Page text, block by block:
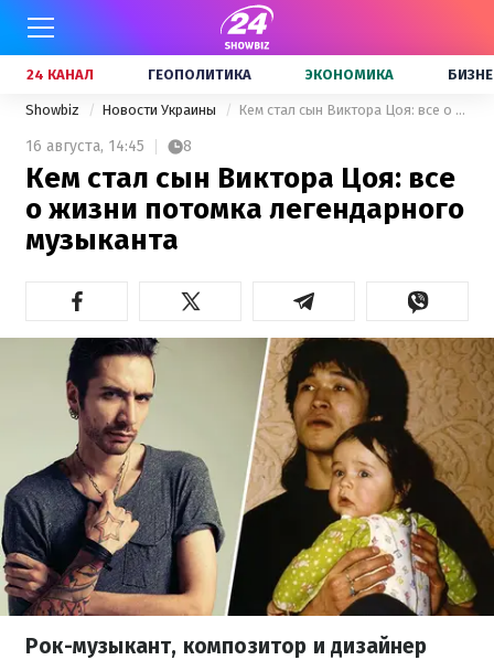
24 КАНАЛ ГЕОПОЛИТИКА ЭКОНОМИКА
Showbiz Новости Украины Кем стал сын Виктора Цоя: все о жизни потомка легендарного музыканта
16 августа, 14:45 8
Кем стал сын Виктора Цоя: все
о жизни потомка легендарного
музыканта
Рок-музыкант, композитор и дизайнер